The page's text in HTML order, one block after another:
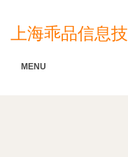
上海乖品信息
MENU